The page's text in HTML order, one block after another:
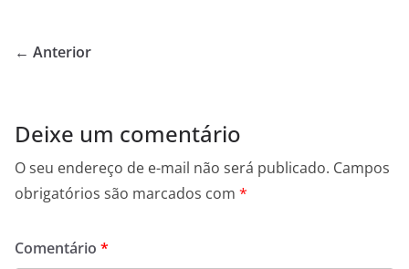
e
o
k
p
← Anterior
Deixe um comentário
O seu endereço de e-mail não será publicado. Campos
obrigatórios são marcados com *
Comentário *